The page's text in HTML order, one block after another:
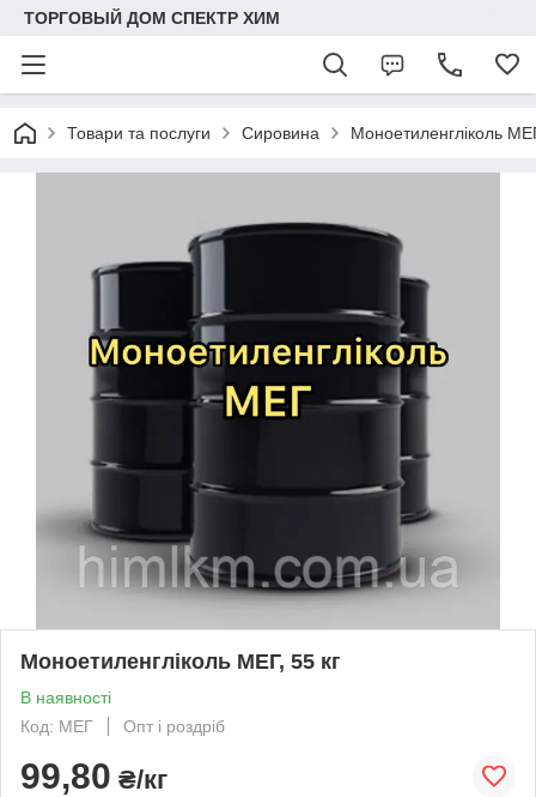
ТОРГОВЫЙ ДОМ СПЕКТР ХИМ
Товари та послуги Сировина Моноетиленгліколь
Моноетиленгліколь МЕГ, 55 кг
В наявності
Код: МЕГ
Опт і роздріб
99,80 ₴/кг